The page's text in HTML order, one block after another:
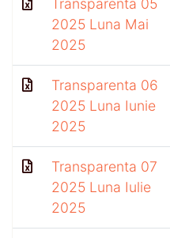
2025 Luna Mai
2025
Transparenta 06
2025 Luna Iunie
2025
Transparenta 07
2025 Luna Iulie
2025